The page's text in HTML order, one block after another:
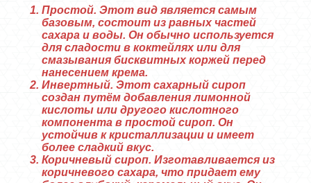
Простой. Этот вид является самым
базовым, состоит из равных частей
сахара и воды. Он обычно используется
для сладости в коктейлях или для
смазывания бисквитных коржей перед
нанесением крема.
Инвертный. Этот сахарный сироп
создан путём добавления лимонной
кислоты или другого кислотного
компонента в простой сироп. Он
устойчив к кристаллизации и имеет
более сладкий вкус.
Коричневый сироп. Изготавливается из
коричневого сахара, что придает ему